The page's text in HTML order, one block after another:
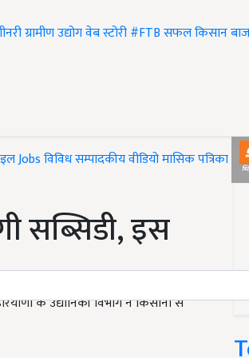
ग्रामीण उद्योगवेब स्टोरी#FTBसफल किसान
Jobsविविधसम्पादकीयवीडियोमासिक पत्रिका
सब्सिडी, इस
के उद्यानिकी विभाग ने किसानों से